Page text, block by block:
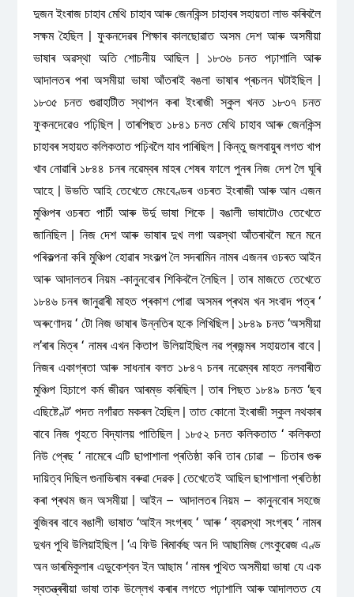
দুজন ইংৰাজ চাহাব মেথি চাহাব আৰু জেনকিন্স চাহাবৰ সহায়তা লাভ কৰিবলৈ
সক্ষম হৈছিল | ফুকনদেৱৰ শিক্ষাৰ কালছোৱাত অসম দেশ আৰু অসমীয়া
ভাষাৰ অৱস্থা অতি শোচনীয় আছিল | ১৮৩৬ চনত পঢ়াশালি আৰু
আদালতৰ পৰা অসমীয়া ভাষা আঁতৰাই বঙলা ভাষাৰ প্ৰচলন ঘটাইছিল |
১৮৩৫ চনত গুৱাহাটীত স্থাপন কৰা ইংৰাজী স্কুল খনত ১৮৩৭ চনত
ফুকনদেৱেও পঢ়িছিল | তাৰপিছত ১৮৪১ চনত মেথি চাহাব আৰু জেনকিন্স
চাহাবৰ সহায়ত কলিকতাত পঢ়িবলৈ যাব পাৰিছিল | কিন্তু জলবায়ুৰ লগত খাপ
খাব নোৱাৰি ১৮৪৪ চনৰ নৱেম্বৰ মাহৰ শেষৰ ফালে পুনৰ নিজ দেশ লৈ ঘূৰি
আহে | উভতি আহি তেখেতে মেংবেণ্ডৰ ওচৰত ইংৰাজী আৰু আন এজন
মুঞ্চিপৰ ওচৰত পাৰ্চী আৰু উৰ্দু ভাষা শিকে | বঙালী ভাষাটোও তেখেতে
জানিছিল | নিজ দেশ আৰু ভাষাৰ দুখ লগা অৱস্থা আঁতৰাবলৈ মনে মনে
পৰিকল্পনা কৰি মুঞ্চিপ হোৱাৰ সংকল্প লৈ সদৰামিন নামৰ এজনৰ ওচৰত আইন
আৰু আদালতৰ নিয়ম -কানুনবোৰ শিকিবলৈ লৈছিল | তাৰ মাজতে তেখেতে
১৮৪৬ চনৰ জানুৱাৰী মাহত প্ৰকাশ পোৱা অসমৰ প্ৰথম খন সংবাদ পত্ৰ ‘
অৰুণোদয় ‘ টো নিজ ভাষাৰ উন্নতিৰ হকে লিখিছিল | ১৮৪৯ চনত ‘অসমীয়া
ল’ৰাৰ মিত্ৰ ‘ নামৰ এখন কিতাপ উলিয়াইছিল নৱ প্ৰজন্মৰ সহায়তাৰ বাবে |
নিজৰ একাগ্ৰতা আৰু সাধনাৰ বলত ১৮৪৭ চনৰ নৱেম্বৰ মাহত নলবাৰীত
মুঞ্চিপ হিচাপে কৰ্ম জীৱন আৰম্ভ কৰিছিল | তাৰ পিছত ১৮৪৯ চনত ‘ছব
এছিষ্টেণ্ট’ পদত নগাঁৱত মকৰল হৈছিল | তাত কোনো ইংৰাজী স্কুল নথকাৰ
বাবে নিজ গৃহতে বিদ্যালয় পাতিছিল | ১৮৫২ চনত কলিকতাত ‘ কলিকতা
নিউ প্ৰেছ ‘ নামেৰে এটি ছাপাশালা প্ৰতিষ্ঠা কৰি তাৰ চোৱা – চিতাৰ গুৰু
দায়িত্ব দিছিল গুনাভিৰাম বৰুৱা দেৱক | তেখেতেই আছিল ছাপাশালা প্ৰতিষ্ঠা
কৰা প্ৰথম জন অসমীয়া | আইন – আদালতৰ নিয়ম – কানুনবোৰ সহজে
বুজিবৰ বাবে বঙালী ভাষাত ‘আইন সংগ্ৰহ ‘ আৰু ‘ ব্যৱস্থা সংগ্ৰহ ‘ নামৰ
দুখন পুথি উলিয়াইছিল | ‘এ ফিউ ৰিমাৰ্কছ অন দি আছামিজ লেংকুৱেজ এণ্ড
অন ভাৰমিকুলাৰ এডুকেশ্বন ইন আছাম ‘ নামৰ পুথিত অসমীয়া ভাষা যে এক
স্বতন্ত্ৰৰীয়া ভাষা তাক উল্লেখ কৰাৰ লগতে পঢ়াশালি আৰু আদালতত যে